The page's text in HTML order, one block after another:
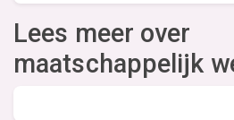
Lees meer over
maatschappelijk